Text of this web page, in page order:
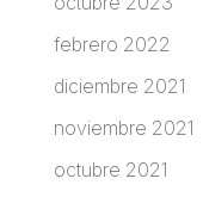
febrero 2022
diciembre 2021
noviembre 2021
octubre 2021